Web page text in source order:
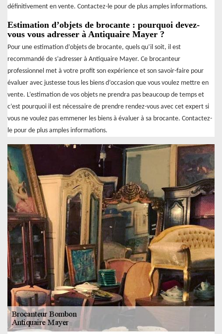
définitivement en vente. Contactez-le pour de plus amples informations.
Estimation d’objets de brocante : pourquoi devez-
vous vous adresser à Antiquaire Mayer ?
Pour une estimation d’objets de brocante, quels qu’il soit, il est
recommandé de s’adresser à Antiquaire Mayer. Ce brocanteur
professionnel met à votre profit son expérience et son savoir-faire pour
évaluer avec justesse tous les biens d’occasion que vous voulez mettre en
vente. L’estimation de vos objets ne prendra pas beaucoup de temps et
c’est pourquoi il est nécessaire de prendre rendez-vous avec cet expert si
vous ne voulez pas emmener les biens à évaluer à sa brocante. Contactez-
le pour de plus amples informations.